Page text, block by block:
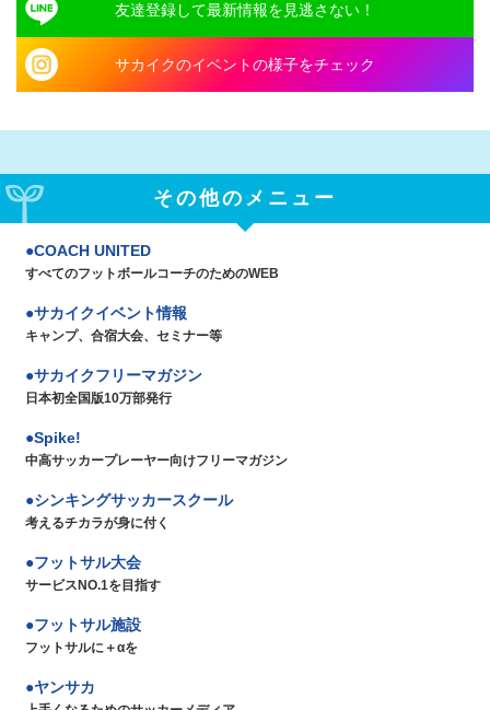
友達登録して最新情報を見逃さない！
サカイクのイベントの様子をチェック
その他のメニュー
COACH UNITED
すべてのフットボールコーチのためのWEB
サカイクイベント情報
キャンプ、合宿大会、セミナー等
サカイクフリーマガジン
日本初全国版10万部発行
Spike!
中高サッカープレーヤー向けフリーマガジン
シンキングサッカースクール
考えるチカラが身に付く
フットサル大会
サービスNO.1を目指す
フットサル施設
フットサルに＋αを
ヤンサカ